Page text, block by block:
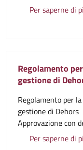
Per saperne di
Regolamento
gestione di
Regolamento per
gestione di Dehors
Approvazione con
Per saperne di